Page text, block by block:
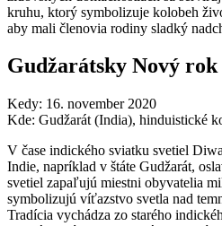
kruhu, ktorý symbolizuje kolobeh
aby mali členovia rodiny sladký
Gudžarátsky Nový rok
Kedy: 16. november 2020
Kde: Gudžarát (India), hinduistické
V čase indického sviatku svetiel
Indie, napríklad v štáte Gudžarát,
svetiel zapaľujú miestni obyvatelia
symbolizujú víťazstvo svetla nad
Tradícia vychádza zo starého